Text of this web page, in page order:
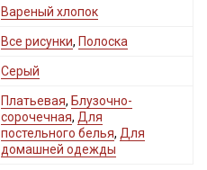
Вареный хлопок
Все рисунки, Полоска
Серый
Платьевая, Блузочно-
сорочечная, Для
постельного белья, Для
домашней одежды